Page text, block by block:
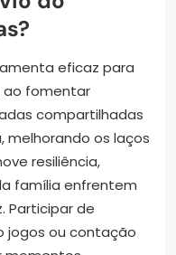
eficaz para
ao fomentar
compartilhadas
os laços
resiliência,
família enfrentem
Participar de
jogos ou contação